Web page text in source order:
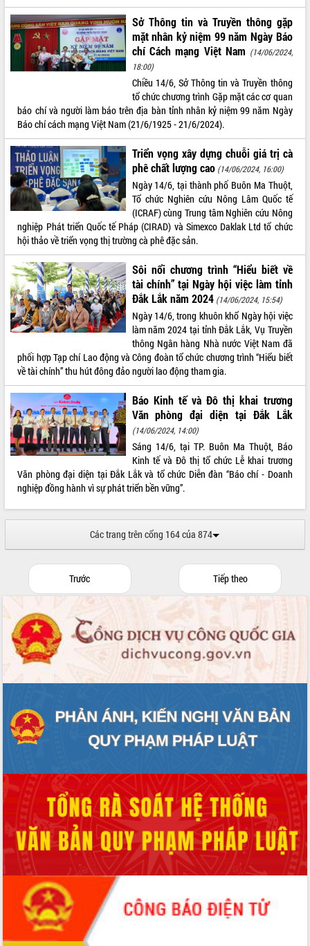
Hôm nay: 23595
Tất cả: 66036335
Sở Thông tin và Truyền thông gặp
mặt nhân kỷ niệm 99 năm Ngày Báo
chí Cách mạng Việt Nam (14/06/2024,
18:00)
Chiều 14/6, Sở Thông tin và Truyền thông
tổ chức chương trình Gặp mặt các cơ quan
báo chí và người làm báo trên địa bàn tỉnh nhân kỷ niệm 99 năm Ngày
Báo chí cách mạng Việt Nam (21/6/1925 - 21/6/2024).
Triển vọng xây dựng chuỗi giá trị cà
phê chất lượng cao (14/06/2024, 16:00)
Ngày 14/6, tại thành phố Buôn Ma Thuột,
Tổ chức Nghiên cứu Nông Lâm Quốc tế
(ICRAF) cùng Trung tâm Nghiên cứu Nông
nghiệp Phát triển Quốc tế Pháp (CIRAD) và Simexco Daklak Ltd tổ chức
hội thảo về triển vọng thị trường cà phê đặc sản.
Sôi nổi chương trình “Hiểu biết về
tài chính” tại Ngày hội việc làm tỉnh
Đắk Lắk năm 2024 (14/06/2024, 15:54)
Ngày 14/6, trong khuôn khổ Ngày hội việc
làm năm 2024 tại tỉnh Đắk Lắk, Vụ Truyền
thông Ngân hàng Nhà nước Việt Nam đã
phối hợp Tạp chí Lao động và Công đoàn tổ chức chương trình “Hiểu biết
về tài chính” thu hút đông đảo người lao động tham gia.
Báo Kinh tế và Đô thị khai trương
Văn phòng đại diện tại Đắk Lắk
(14/06/2024, 14:00)
Sáng 14/6, tại TP. Buôn Ma Thuột, Báo
Kinh tế và Đô thị tổ chức Lễ khai trương
Văn phòng đại diện tại Đắk Lắk và tổ chức Diễn đàn “Báo chí - Doanh
nghiệp đồng hành vì sự phát triển bền vững”.
Các trang trên cổng 164 của 874
Trước Tiếp theo